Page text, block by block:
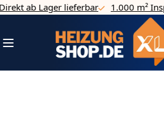
Direkt zum Inhalt
ab Lager lieferbar 1.000 m²
Navigation umschalten